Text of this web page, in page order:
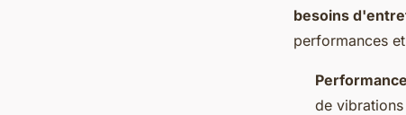
besoins
performances
de